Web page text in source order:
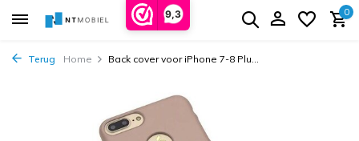
9,3 0
Terug Home Back cover voor iPhone 7-8 Plu...